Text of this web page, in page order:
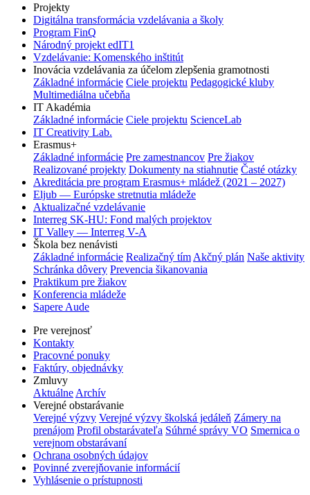
Projekty
Digitálna transformácia vzdelávania a školy
Program FinQ
Národný projekt edIT1
Vzdelávanie: Komenského inštitút
Inovácia vzdelávania za účelom zlepšenia gramotnosti
Základné informácie Ciele projektu Pedagogické kluby
Multimediálna učebňa
IT Akadémia
Základné informácie Ciele projektu ScienceLab
IT Creativity Lab.
Erasmus+
Základné informácie Pre zamestnancov Pre žiakov
Realizované projekty Dokumenty na stiahnutie Časté otázky
Akreditácia pre program Erasmus+ mládež (2021 – 2027)
Eljub — Európske stretnutia mládeže
Aktualizačné vzdelávanie
Interreg SK-HU: Fond malých projektov
IT Valley — Interreg V-A
Škola bez nenávisti
Základné informácie Realizačný tím Akčný plán Naše aktivity
Schránka dôvery Prevencia šikanovania
Praktikum pre žiakov
Konferencia mládeže
Sapere Aude
Pre verejnosť
Kontakty
Pracovné ponuky
Faktúry, objednávky
Zmluvy
Aktuálne Archív
Verejné obstarávanie
Verejné výzvy Verejné výzvy školská jedáleň Zámery na
prenájom Profil obstarávateľa Súhrné správy VO Smernica o
verejnom obstarávaní
Ochrana osobných údajov
Povinné zverejňovanie informácií
Vyhlásenie o prístupnosti